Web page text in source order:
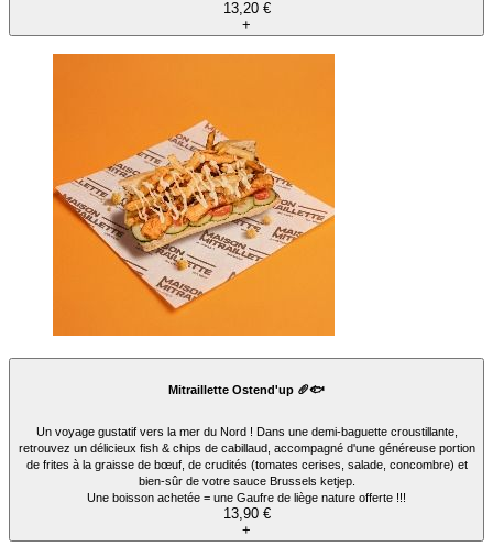
13,20 €
+
Mitraillette Ostend'up 🥖🐟
Un voyage gustatif vers la mer du Nord ! Dans une demi-baguette croustillante,
retrouvez un délicieux fish & chips de cabillaud, accompagné d'une généreuse portion
de frites à la graisse de bœuf, de crudités (tomates cerises, salade, concombre) et
bien-sûr de votre sauce Brussels ketjep.
Une boisson achetée = une Gaufre de liège nature offerte !!!
13,90 €
+